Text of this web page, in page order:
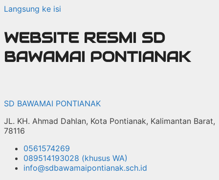
Langsung ke isi
WEBSITE RESMI SD
BAWAMAI PONTIANAK
SD BAWAMAI PONTIANAK
JL. KH. Ahmad Dahlan, Kota Pontianak, Kalimantan Barat,
78116
0561574269
089514193028 (khusus WA)
info@sdbawamaipontianak.sch.id